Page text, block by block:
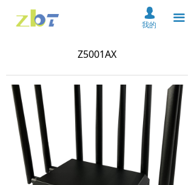
끀
首页
解决方案
资料下载
服务支持
新闻中心
넙
我的
Z5001AX